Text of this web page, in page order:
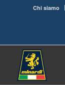
Chi siamo